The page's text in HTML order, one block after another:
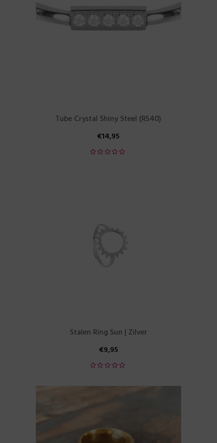
Tube Crystal Shiny Steel (R540)
€14,95
Stalen Ring Sun | Zilver
€9,95